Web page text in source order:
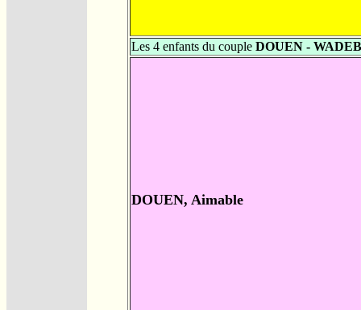
Les 4 enfants du couple DOUEN -
DOUEN, Aimable